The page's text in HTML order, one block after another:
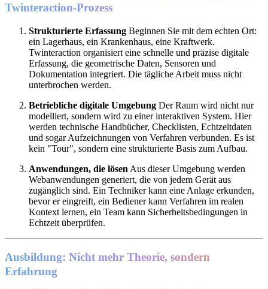
Twinteraction-Prozess
Strukturierte Erfassung Beginnen Sie mit dem echten Ort:
ein Lagerhaus, ein Krankenhaus, eine Kraftwerk.
Twinteraction organisiert eine schnelle und präzise digitale
Erfassung, die geometrische Daten, Sensoren und
Dokumentation integriert. Die tägliche Arbeit muss nicht
unterbrochen werden.
Betriebliche digitale Umgebung Der Raum wird nicht nur
modelliert, sondern wird zu einer interaktiven System. Hier
werden technische Handbücher, Checklisten, Echtzeitdaten
und sogar Aufzeichnungen von Verfahren verbunden. Es ist
kein "Tour", sondern eine strukturierte Basis zum Aufbau.
Anwendungen, die lösen Aus dieser Umgebung werden
Webanwendungen generiert, die von jedem Gerät aus
zugänglich sind. Ein Techniker kann eine Anlage erkunden,
bevor er eingreift, ein Bediener kann Verfahren im realen
Kontext lernen, ein Team kann Sicherheitsbedingungen in
Echtzeit überprüfen.
Ausbildung: Nicht mehr Theorie, sondern
Erfahrung